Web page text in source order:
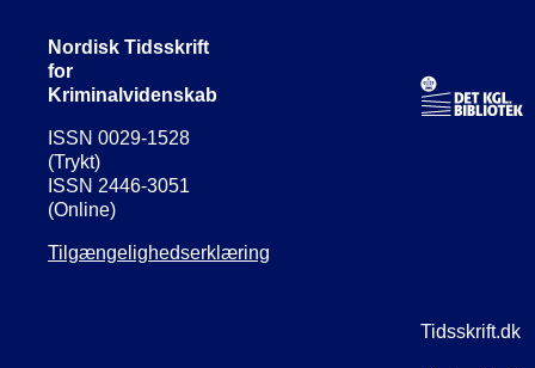
Nordisk Tidsskrift
for
Kriminalvidenskab
ISSN 0029-1528
(Trykt)
ISSN 2446-3051
(Online)
Tilgængelighedserklæring